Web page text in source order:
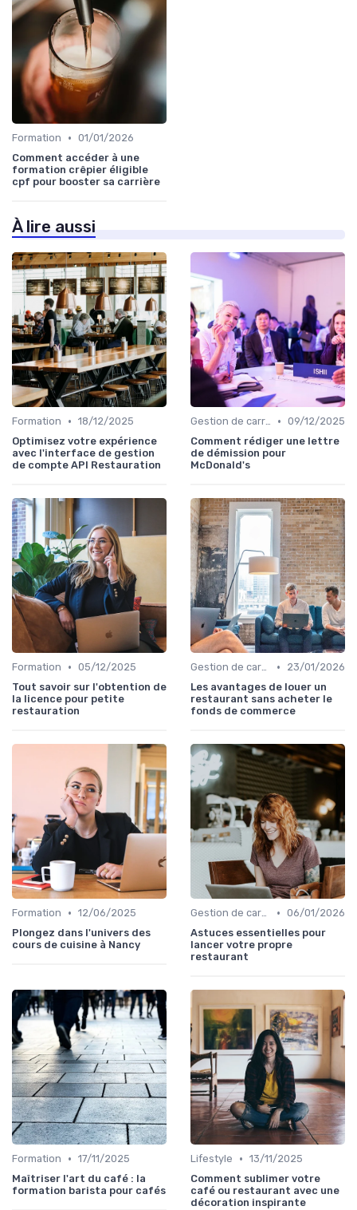
Formation • 01/01/2026
Comment accéder à une
formation crêpier éligible
cpf pour booster sa carrière
À lire aussi
Formation • 18/12/2025
Optimisez votre expérience
avec l'interface de gestion
de compte API Restauration
Gestion de carrière • 09/12/2025
Comment rédiger une lettre
de démission pour
McDonald's
Formation • 05/12/2025
Tout savoir sur l'obtention de
la licence pour petite
restauration
Gestion de carrière •
23/01/2026
Les avantages de louer un
restaurant sans acheter le
fonds de commerce
Formation • 12/06/2025
Plongez dans l'univers des
cours de cuisine à Nancy
Gestion de carrière • 06/01/2026
Astuces essentielles pour
lancer votre propre
restaurant
Formation • 17/11/2025
Maîtriser l'art du café : la
formation barista pour cafés
Lifestyle • 13/11/2025
Comment sublimer votre
café ou restaurant avec une
décoration inspirante